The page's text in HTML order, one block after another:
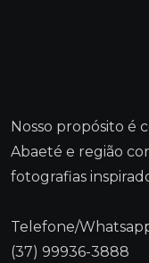
Nosso propósito é
Abaeté e região
fotografias
Telefone/
(37) 99936-3888